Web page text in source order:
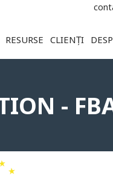
RESURSE CLIENȚI
-